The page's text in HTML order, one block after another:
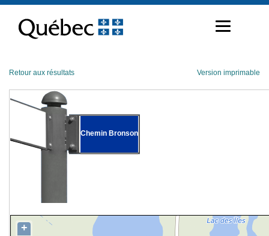
contenu
Retour aux résultats Version imprimable
Chemin Bronson
+